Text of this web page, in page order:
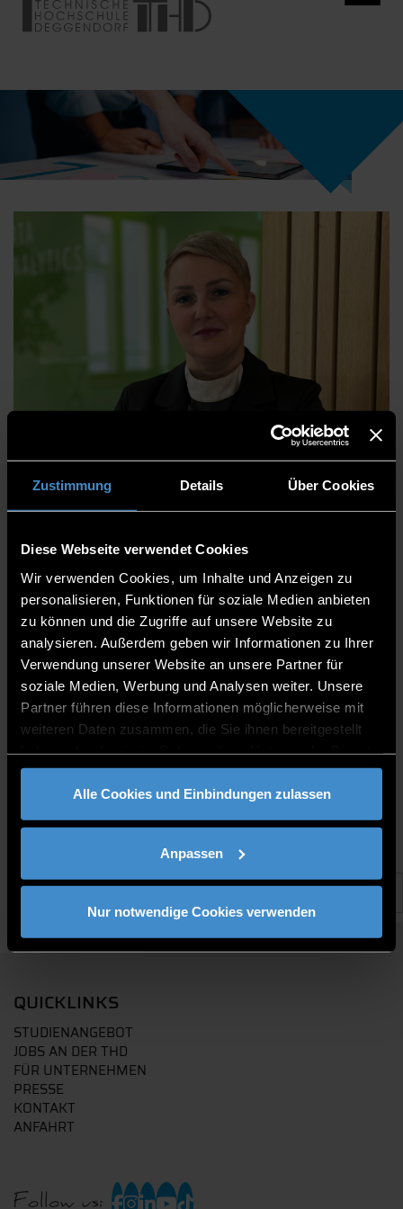
Zustimmung Details Über Cookies
Diese Webseite verwendet Cookies
Wir verwenden Cookies, um Inhalte und Anzeigen zu
personalisieren, Funktionen für soziale Medien anbieten
zu können und die Zugriffe auf unsere Website zu
analysieren. Außerdem geben wir Informationen zu Ihrer
Verwendung unserer Website an unsere Partner für
soziale Medien, Werbung und Analysen weiter. Unsere
Partner führen diese Informationen möglicherweise mit
weiteren Daten zusammen, die Sie ihnen bereitgestellt
gesammelt haben.
Alle Cookies und Einbindungen zulassen
Anpassen
Nur notwendige Cookies verwenden
Sarah Kuhn-Stassar
Forschungs- und Entwicklungsservices
Forschungs- und Transfersupport
Referentin
ITC2 3.19
0991/3615-8366
QUICKLINKS
STUDIENANGEBOT
JOBS AN DER THD
FÜR UNTERNEHMEN
PRESSE
KONTAKT
ANFAHRT
Follow us: